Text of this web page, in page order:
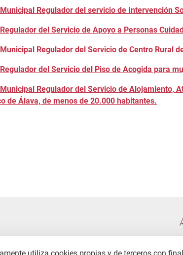
Regulador del servicio de Intervención
del Servicio de Apoyo a Personas
Regulador del Servicio de Centro Rural
del Servicio del Piso de Acogida para
Regulador del Servicio de Alojamiento,
de Álava, de menos de 20.000 habitantes.